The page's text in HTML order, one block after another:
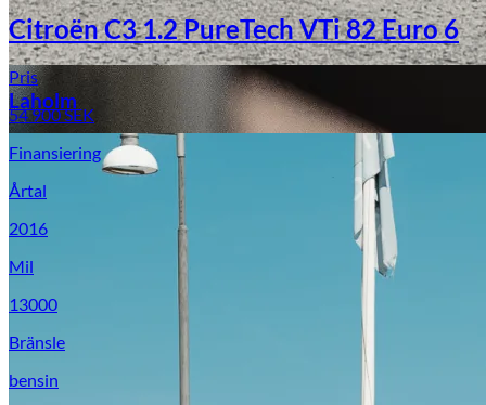
Laholm
Citroën C3 1.2 PureTech VTi 82 Euro 6
Pris
54 900SEK
Finansiering
Årtal
2016
Mil
13000
Bränsle
bensin